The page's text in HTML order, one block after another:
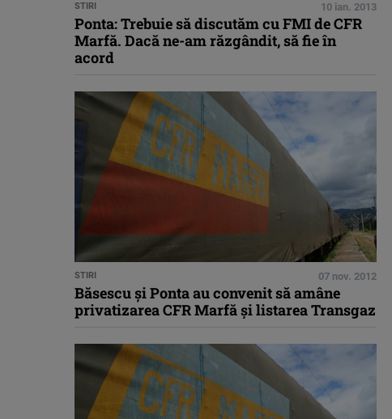
STIRI 10 ian. 2013
Ponta: Trebuie să discutăm cu FMI de CFR
Marfă. Dacă ne-am răzgândit, să fie în
acord
STIRI 07 nov. 2012
Băsescu şi Ponta au convenit să amâne
privatizarea CFR Marfă şi listarea Transgaz